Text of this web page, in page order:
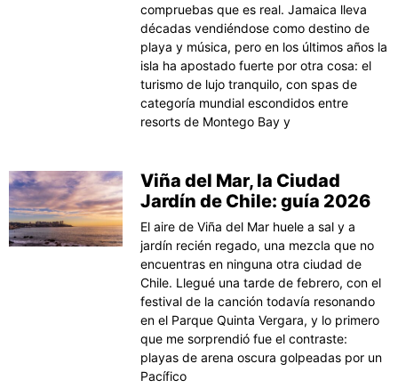
compruebas que es real. Jamaica lleva
décadas vendiéndose como destino de
playa y música, pero en los últimos años la
isla ha apostado fuerte por otra cosa: el
turismo de lujo tranquilo, con spas de
categoría mundial escondidos entre
resorts de Montego Bay y
Viña del Mar, la Ciudad
Jardín de Chile: guía 2026
El aire de Viña del Mar huele a sal y a
jardín recién regado, una mezcla que no
encuentras en ninguna otra ciudad de
Chile. Llegué una tarde de febrero, con el
festival de la canción todavía resonando
en el Parque Quinta Vergara, y lo primero
que me sorprendió fue el contraste:
playas de arena oscura golpeadas por un
Pacífico